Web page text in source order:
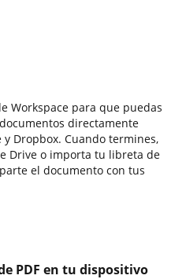
Workspace para que puedas
directamente
Dropbox. Cuando termines,
Drive o importa tu libreta de
el documento con tus
PDF en tu dispositivo